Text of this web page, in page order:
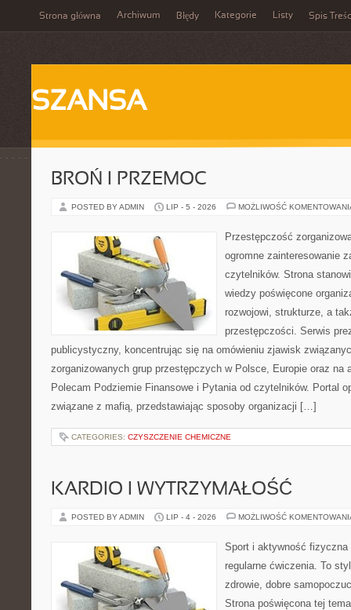
Strona główna Archiwum Błędy Kategorie Listy Spis
SZANSA
BROŃ I PRZEMOC
POSTED BY ADMIN LIP - 5 - 2026 MOŻLIWOŚĆ
Przestępczość
ogromne zainteresowanie
czytelników. Strona
wiedzy poświęcone
rozwojowi, strukturze, a
przestępczości. Serwis
publicystyczny, koncentrując się na omówieniu zjawisk
zorganizowanych grup przestępczych w Polsce, Europie oraz na
Polecam Podziemie Finansowe i Pytania od czytelników. Portal
związane z mafią, przedstawiając sposoby organizacji […]
CATEGORIES: CZYSZCZENIE CHEMICZNE
KARDIO I WYTRZYMAŁOŚĆ
POSTED BY ADMIN LIP - 4 - 2026 MOŻLIWOŚĆ
Sport i aktywność
regularne ćwiczenia. To
zdrowie, dobre
Strona poświęcona tej